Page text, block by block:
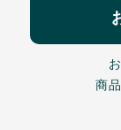
商